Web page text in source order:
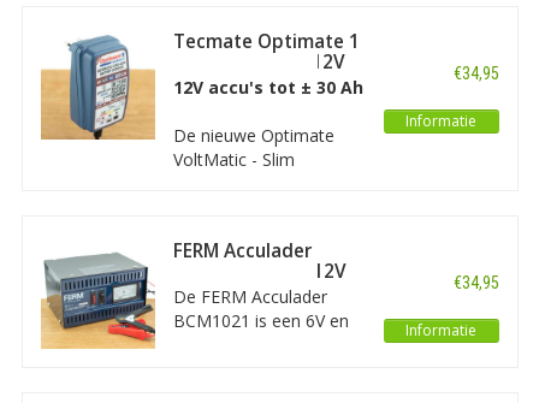
en scooter met een
maximaal 1A. Dit is een
praktische lader zonder
poespas.
Tecmate Optimate 1
VoltMatic 6V & 12V
12V accu's tot ± 30 Ah
De nieuwe Optimate
VoltMatic - Slim
lader voor alle types 6V
en 12V loodzuuraccu’s,
met 4-staps
laadprogramma.
€34,95
Informatie
FERM Acculader
BCM1021 - 6V / 12V
De FERM Acculader
BCM1021 is een 6V en
€34,95
Informatie